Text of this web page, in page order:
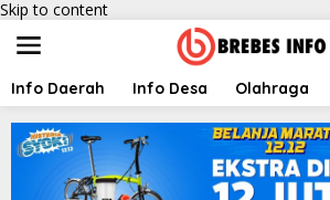
Skip to content
Info Daerah Info Desa Olahraga